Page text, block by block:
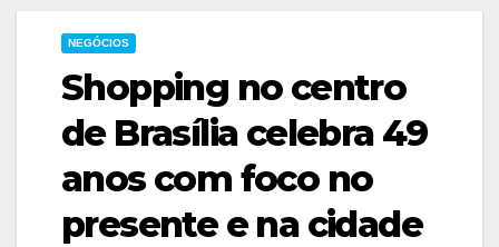
NEGÓCIOS
Shopping no centro
de Brasília celebra 49
anos com foco no
presente e na cidade